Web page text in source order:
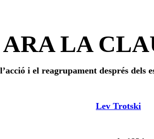
ARA LA
i el reagrupament després dels
Lev Trotski